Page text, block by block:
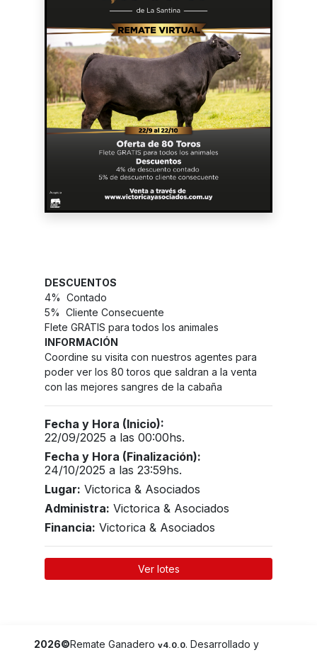
DESCUENTOS
4% Contado
5% Cliente Consecuente
Flete GRATIS para todos los animales
INFORMACIÓN
Coordine su visita con nuestros agentes para
poder ver los 80 toros que saldran a la venta
con las mejores sangres de la cabaña
Fecha y Hora (Inicio):
22/09/2025 a las 00:00hs.
Fecha y Hora (Finalización):
24/10/2025 a las 23:59hs.
Lugar: Victorica & Asociados
Administra: Victorica & Asociados
Financia: Victorica & Asociados
Ver lotes
2026©Remate Ganadero v4.0.0. Desarrollado y